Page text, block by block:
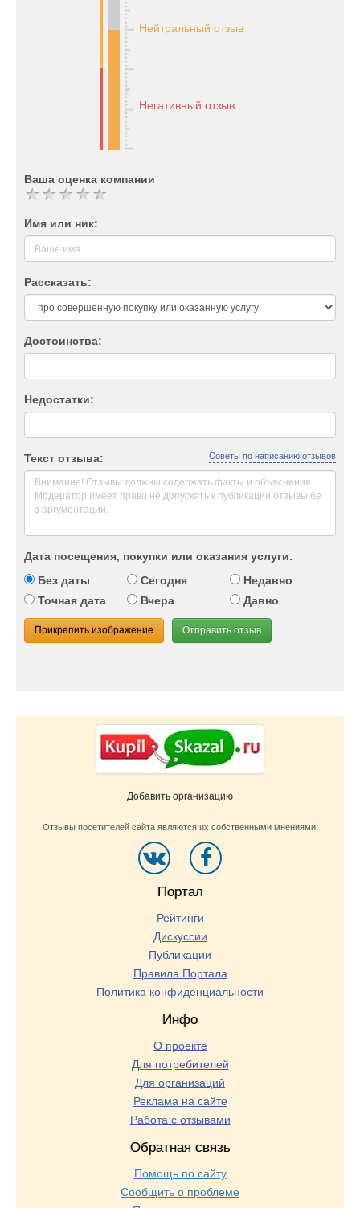
Нейтральный отзыв
Негативный отзыв
Ваша оценка компании
Имя или ник:
Рассказать:
Достоинства:
Недостатки:
Текст отзыва: Советы по написанию отзывов
Дата посещения, покупки или оказания услуги.
Без даты
Сегодня
Недавно
Точная дата
Вчера Давно
Прикрепить изображение Отправить отзыв
Добавить организацию
Отзывы посетителей сайта являются их собственными мнениями.
Портал
Рейтинги
Дискуссии
Публикации
Правила Портала
Политика конфиденциальности
Инфо
О проекте
Для потребителей
Для организаций
Реклама на сайте
Работа с отзывами
Обратная связь
Помощь по сайту
Сообщить о проблеме